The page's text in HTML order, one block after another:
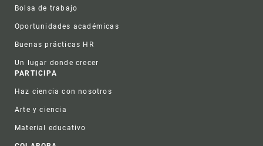
Bolsa de trabajo
Oportunidades académicas
Buenas prácticas HR
Un lugar donde crecer
PARTICIPA
Haz ciencia con nosotros
Arte y ciencia
Material educativo